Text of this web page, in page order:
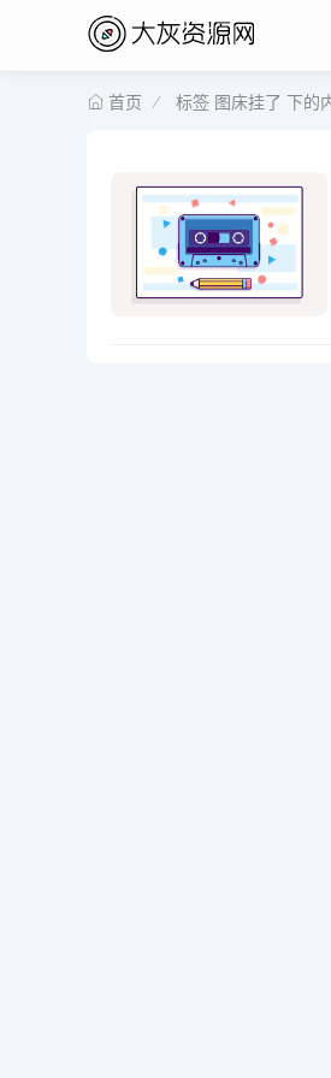
首页 标签 图床挂了 下的